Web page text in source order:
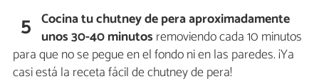
5 Cocina tu chutney de pera aproximadamente
unos 30-40 minutos removiendo cada 10 minutos
para que no se pegue en el fondo ni en las paredes. ¡Ya
casi está la receta fácil de chutney de pera!